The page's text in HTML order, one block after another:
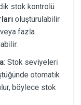
stok kontrolü
oluşturulabilir
fazla
: Stok seviyeleri
otomatik
böylece stok